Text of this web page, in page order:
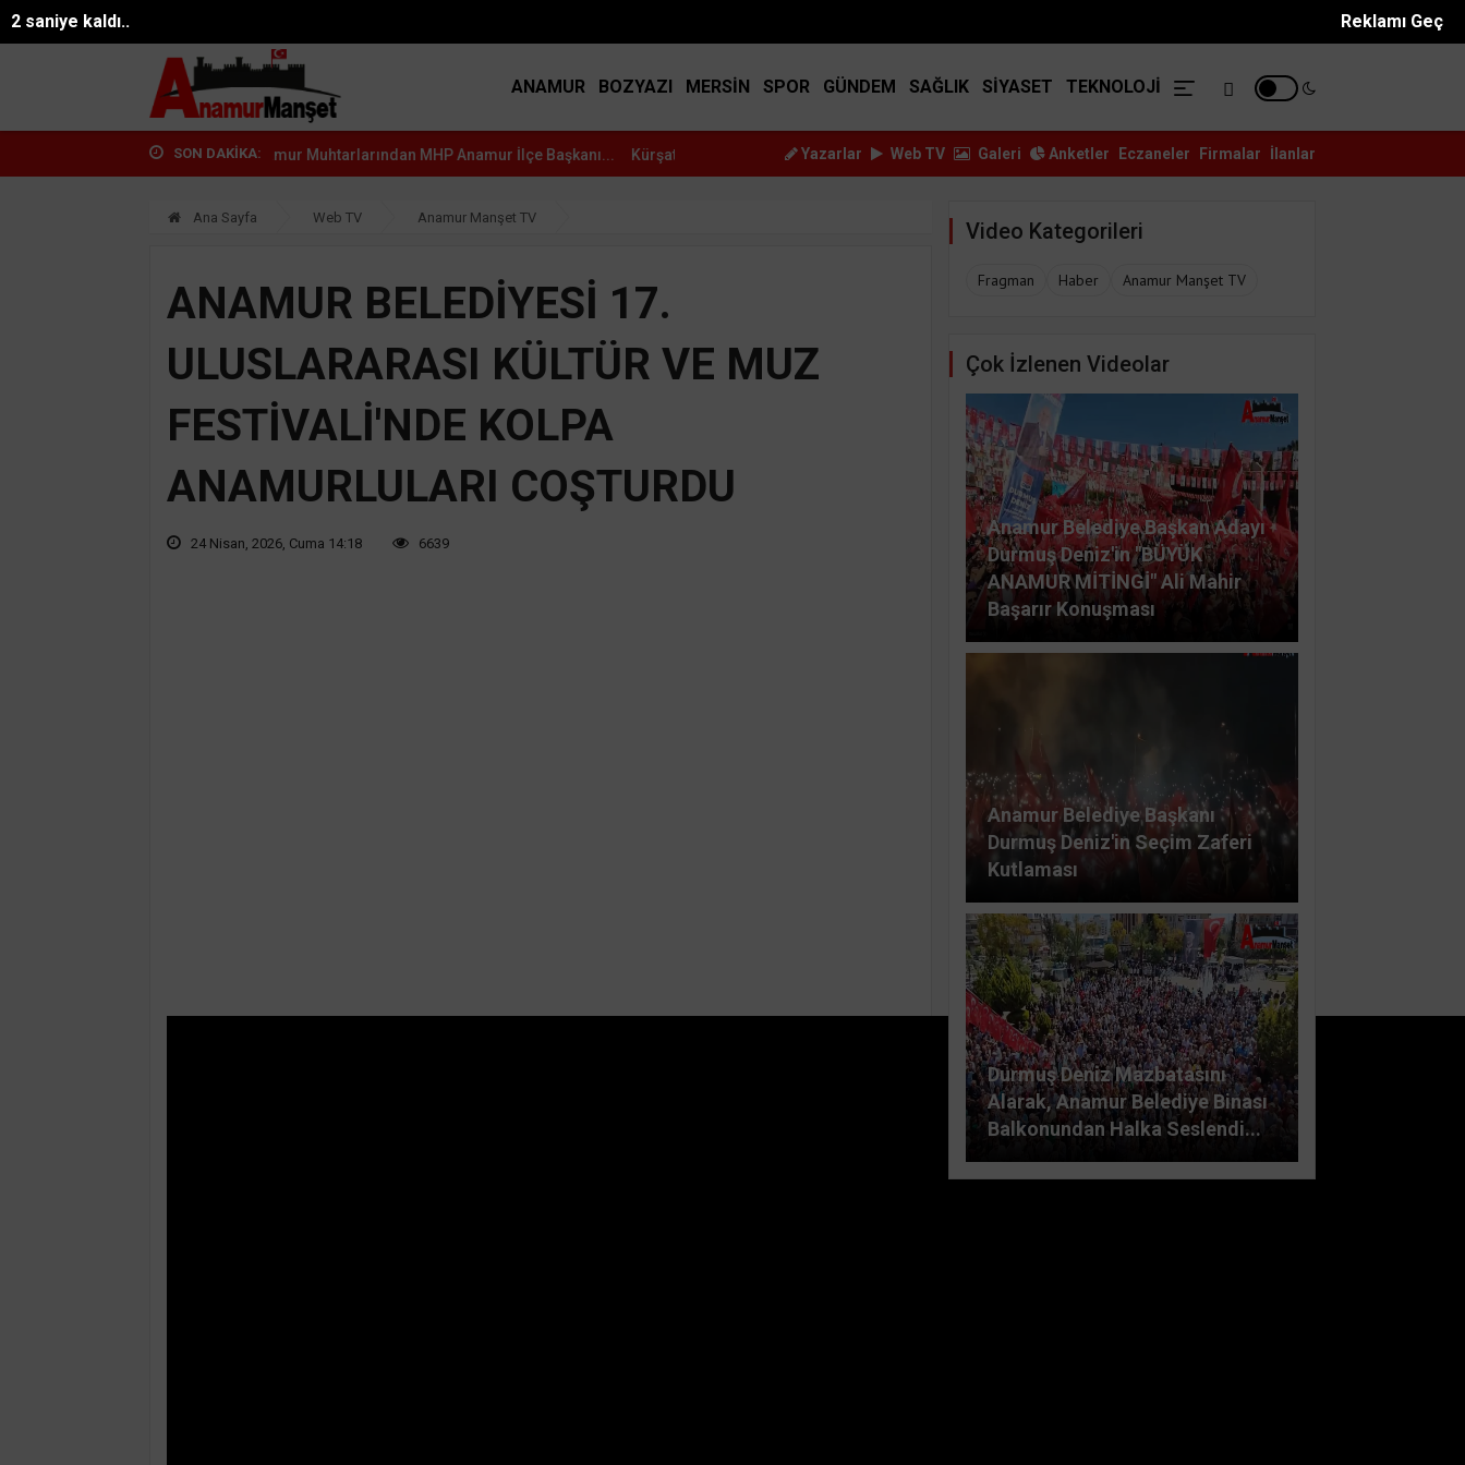
Reklamı Geç
0 saniye kaldı..
ANAMUR BOZYAZI MERSİN SPOR GÜNDEM SAĞLIK SİYASET TEKNOLOJİ
SON DAKİKA:
Anamur Muhtarlarından MHP Anamur İlçe Başkanı... Kürşat Dizdar, Yeni Parti Anamur Kurucular Ku... Mehmet Yalçın Yeni Parti Anamur İlçe Başkanlı... Durmuş Deniz Sağlık
Yazarlar Web TV Galeri Anketler Eczaneler Firmalar İlanlar
Ana Sayfa Web TV Anamur Manşet TV
ANAMUR BELEDİYESİ 17.
ULUSLARARASI KÜLTÜR VE MUZ
FESTİVALİ'NDE KOLPA
ANAMURLULARI COŞTURDU
24 Nisan, 2026, Cuma 14:18 6639
Video Kategorileri
Fragman Haber Anamur Manşet TV
Çok İzlenen Videolar
Anamur Belediye Başkan Adayı
Durmuş Deniz'in "BÜYÜK
ANAMUR MİTİNGİ" Ali Mahir
Başarır Konuşması
Anamur Belediye Başkanı
Durmuş Deniz'in Seçim Zaferi
Kutlaması
Durmuş Deniz Mazbatasını
Alarak, Anamur Belediye Binası
Balkonundan Halka Seslendi...